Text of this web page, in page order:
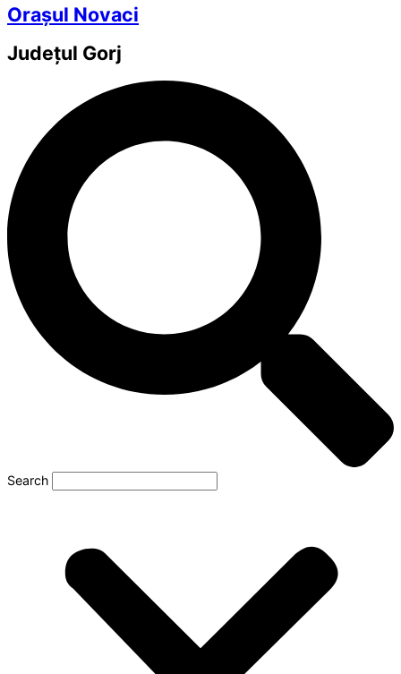
Orașul Novaci
Județul Gorj
Search